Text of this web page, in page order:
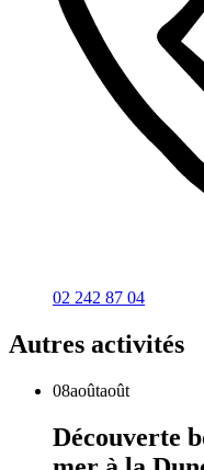
02 242 87 04
Autres activités
08aoûtaoût
Découverte